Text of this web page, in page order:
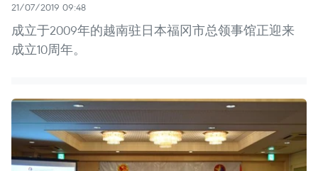
21/07/2019 09:48
成立于2009年的越南驻日本福冈市总领事馆正迎来
成立10周年。